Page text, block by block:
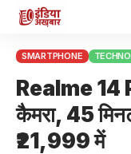
SMARTPHONE
Realme 14
कैमरा, 45
₹21,999 में